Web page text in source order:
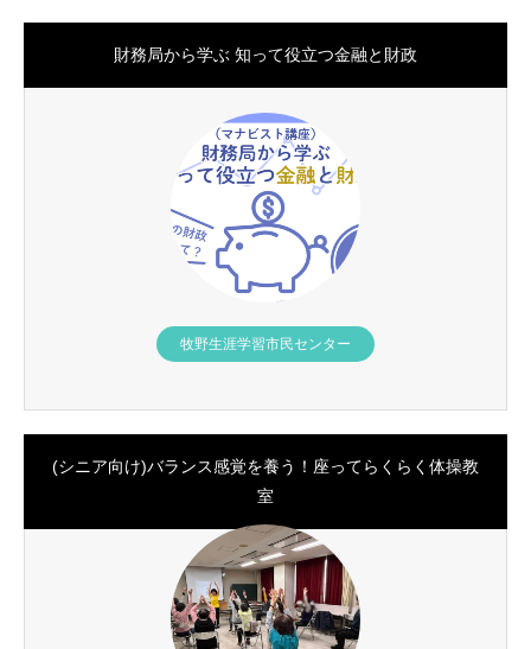
財務局から学ぶ 知って役立つ金融と財政
牧野生涯学習市民センター
(シニア向け)バランス感覚を養う！座ってらくらく体操教
室